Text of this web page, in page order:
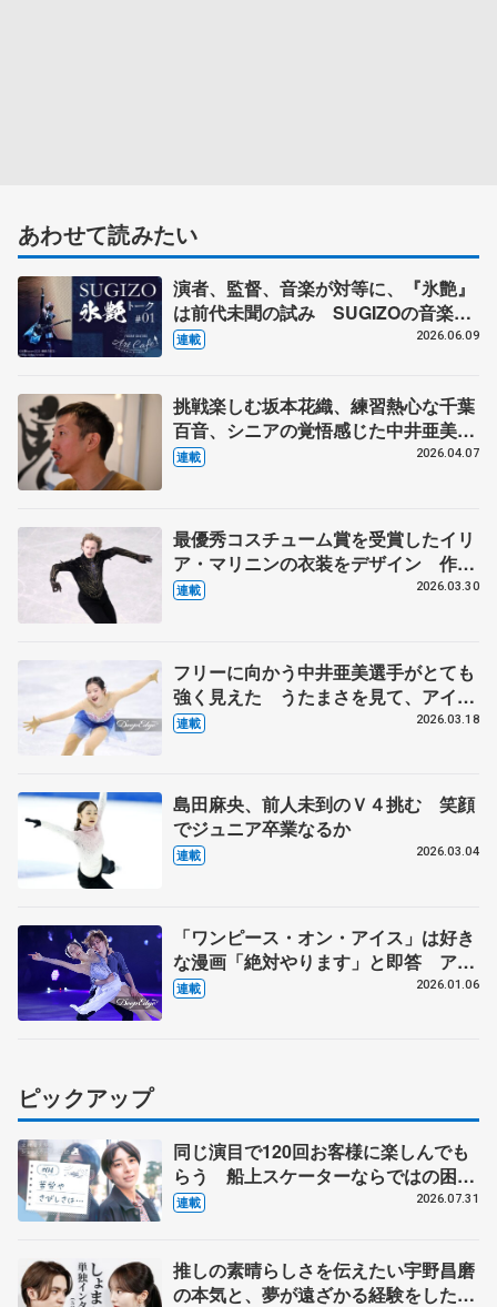
あわせて読みたい
演者、監督、音楽が対等に、『氷艶』
は前代未聞の試み SUGIZOの音楽キ
ャリアの集大成に
連載 2026.06.09
挑戦楽しむ坂本花織、練習熱心な千葉
百音、シニアの覚悟感じた中井亜美
ダンサー、振付家の小㞍健太さんが見
連載 2026.04.07
最優秀コスチューム賞を受賞したイリ
ア・マリニンの衣装をデザイン 作り
手の考えが尊重される海外選手からの
連載 2026.03.30
フリーに向かう中井亜美選手がとても
強く見えた うたまさを見て、アイス
ダンスをやる選手が出てきてほしい
連載 2026.03.18
島田麻央、前人未到のＶ４挑む 笑顔
でジュニア卒業なるか
連載 2026.03.04
「ワンピース・オン・アイス」は好き
な漫画「絶対やります」と即答 アイ
スショーはお客さんがメイン、純粋に
連載 2026.01.06
ピックアップ
同じ演目で120回お客様に楽しんでも
らう 船上スケーターならではの困難
とは 影響あったPIW前キャプテン松
連載 2026.07.31
推しの素晴らしさを伝えたい宇野昌磨
の本気と、夢が遠ざかる経験をした本